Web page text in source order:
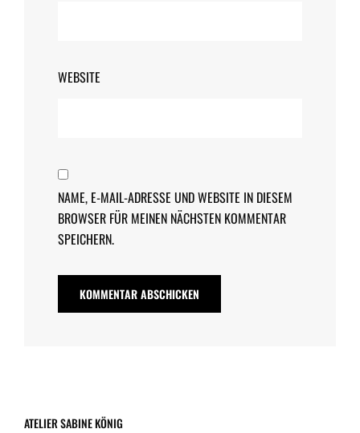
WEBSITE
NAME, E-MAIL-ADRESSE UND WEBSITE IN DIESEM
BROWSER FÜR MEINEN NÄCHSTEN KOMMENTAR
SPEICHERN.
ATELIER SABINE KÖNIG